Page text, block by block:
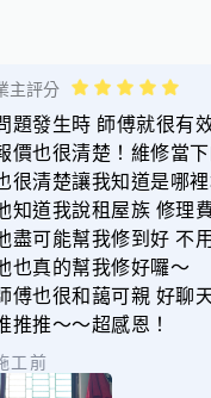
主評分
題發生時 師傅就很有
價也很清楚！維修當
很清楚讓我知道是哪
知道我說租屋族 修理
盡可能幫我修到好 不
也真的幫我修好囉～
傅也很和藹可親 好聊
推推～～超感恩！
工前